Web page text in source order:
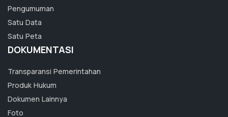
Pengumuman
Satu Data
Satu Peta
DOKUMENTASI
Transparansi Pemerintahan
Produk Hukum
Dokumen Lainnya
Foto